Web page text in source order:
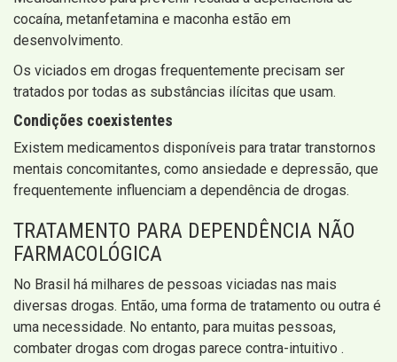
cocaína, metanfetamina e maconha estão em
desenvolvimento.
Os viciados em drogas frequentemente precisam ser
tratados por todas as substâncias ilícitas que usam.
Condições coexistentes
Existem medicamentos disponíveis para tratar transtornos
mentais concomitantes, como ansiedade e depressão, que
frequentemente influenciam a dependência de drogas.
TRATAMENTO PARA DEPENDÊNCIA NÃO
FARMACOLÓGICA
No Brasil há milhares de pessoas viciadas nas mais
diversas drogas. Então, uma forma de tratamento ou outra é
uma necessidade. No entanto, para muitas pessoas,
combater drogas com drogas parece contra-intuitivo .